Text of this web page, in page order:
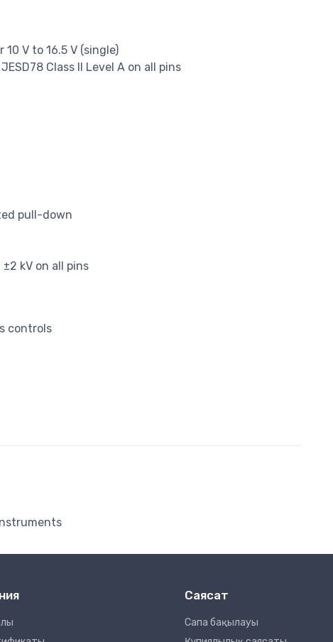
10 V to 16.5 V (single)
Class II Level A on all pins
pull-down
kV on all pins
controls
Саясат
Сапа бақылауы